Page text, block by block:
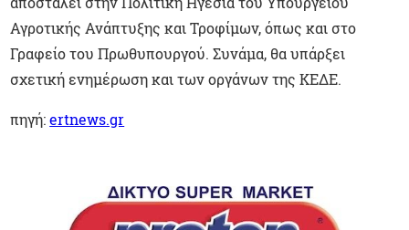
Αγροτικής Ανάπτυξης και Τροφίμων, όπως και στο
Γραφείο του Πρωθυπουργού. Συνάμα, θα υπάρξει
σχετική ενημέρωση και των οργάνων της ΚΕΔΕ.
πηγή:ertnews.gr